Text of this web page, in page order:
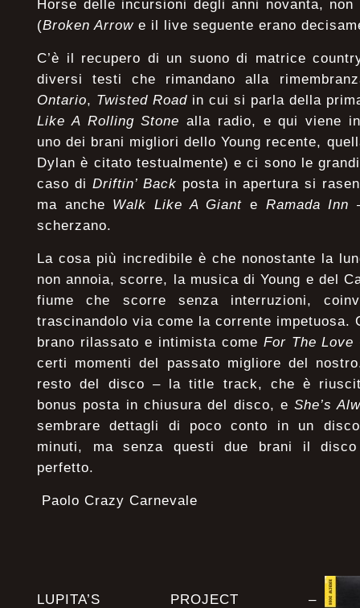
Horse delle incursioni degli anni novanta,
(Broken Arrow e il live seguente erano
C’è il recupero di un suono di matrice
diversi testi che rimandano alla
Ontario, Twisted Road in cui si parla della
Like A Rolling Stone alla radio, e qui viene
uno dei brani migliori dello Young recente,
Dylan è citato testualmente) e ci sono le
caso di Driftin’ Back posta in apertura si
ma anche Walk Like A Giant e Ramada Inn
scherzano.
La cosa più incredibile è che nonostante la
non annoia, scorre, la musica di Young e del
fiume che scorre senza interruzioni,
trascinandolo via come la corrente impetuosa.
brano rilassato e intimista come For The Love
certi momenti del passato migliore del
resto del disco – la title track, che è
bonus posta in chiusura del disco, eShe’s
sembrare dettagli di poco conto in un
minuti, ma senza questi due brani il
perfetto.
Paolo Crazy Carnevale
LUPITA’S PROJECT –